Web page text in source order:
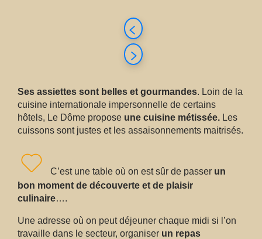
Ses assiettes sont belles et gourmandes. Loin de la
cuisine internationale impersonnelle de certains
hôtels, Le Dôme propose une cuisine métissée. Les
cuissons sont justes et les assaisonnements maitrisés.
C’est une table où on est sûr de passer un
bon moment de découverte et de plaisir
culinaire….
Une adresse où on peut déjeuner chaque midi si l’on
travaille dans le secteur, organiser un repas